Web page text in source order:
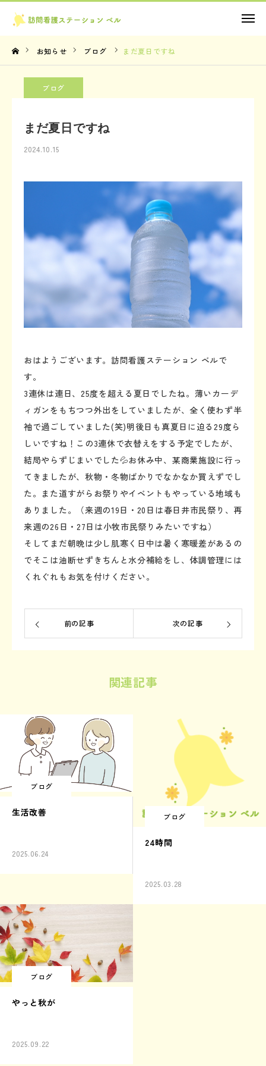
お知らせ ブログ まだ夏日ですね
ブログ
まだ夏日ですね
2024.10.15
おはようございます。訪問看護ステーション ベルで
す。
3連休は連日、25度を超える夏日でしたね。薄いカーデ
ィガンをもちつつ外出をしていましたが、全く使わず半
袖で過ごしていました(笑)明後日も真夏日に迫る29度ら
しいですね！この3連休で衣替えをする予定でしたが、
結局やらずじまいでした💦お休み中、某商業施設に行っ
てきましたが、秋物・冬物ばかりでなかなか買えずでし
た。また道すがらお祭りやイベントもやっている地域も
ありました。（来週の19日・20日は春日井市民祭り、再
来週の26日・27日は小牧市民祭りみたいですね）
そしてまだ朝晩は少し肌寒く日中は暑く寒暖差があるの
でそこは油断せずきちんと水分補給をし、体調管理には
くれぐれもお気を付けください。
前の記事 次の記事
関連記事
ブログ
生活改善
2025.06.24
ブログ
24時間
2025.03.28
ブログ
やっと秋が
2025.09.22
お問い合わせ
TOP
お問い合わせ